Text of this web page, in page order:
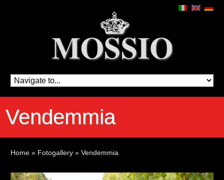
Vendemmia
Home » Fotogallery » Vendemmia